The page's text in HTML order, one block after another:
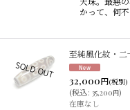
かって、何
至純風化紋・
32,000円(税別)
(税込: 35,200円)
在庫なし